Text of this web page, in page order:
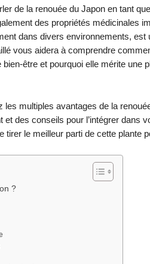
de la renouée du Japon en tant
des propriétés médicinales
dans divers environnements, est
vous aidera à comprendre
être et pourquoi elle mérite une
multiples avantages de la
et des conseils pour l’intégrer dans
le meilleur parti de cette plante
?